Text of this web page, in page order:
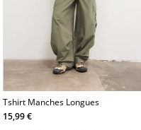
Tshirt Manches Longues
15,99 €